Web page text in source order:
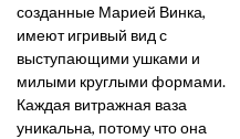
созданные Марией Винка,
имеют игривый вид с
выступающими ушками и
милыми круглыми формами.
Каждая витражная ваза
уникальна, потому что она